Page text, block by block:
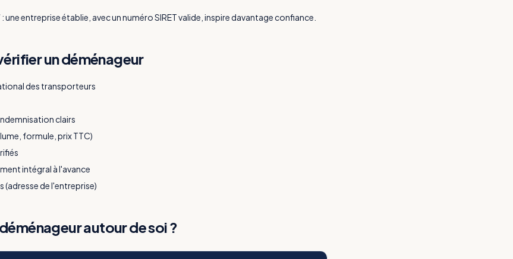
:une entreprise établie, avec un numéro SIRET valide, inspire davantage confiance.
un déménageur
des transporteurs
clairs
formule, prix TTC)
intégral à l'avance
de l'entreprise)
autour de soi ?